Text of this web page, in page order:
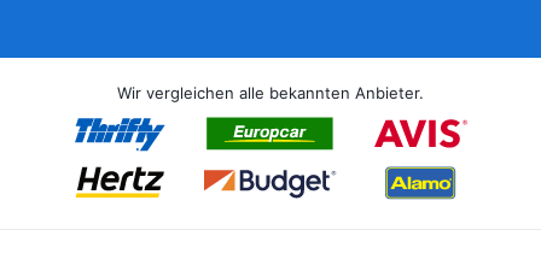
Wir vergleichen alle bekannten Anbieter.